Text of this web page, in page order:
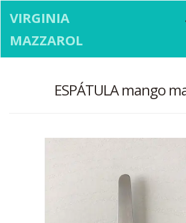
VIRGINIA
MAZZAROL
ESPÁTULA mango